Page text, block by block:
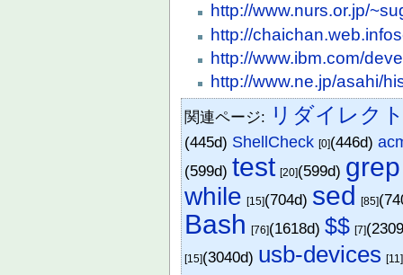
http://www.nurs.or.jp/
http://
http://www.ibm.com/
http://www.ne.jp/asahi/
関連ページ: リダイレク
(445d) ShellCheck [0](446d)
(599d) test [20](599d) grep
while [15](704d) sed [85]
Bash [76](1618d)$$ [7]
[15](3040d) usb-devices [11]